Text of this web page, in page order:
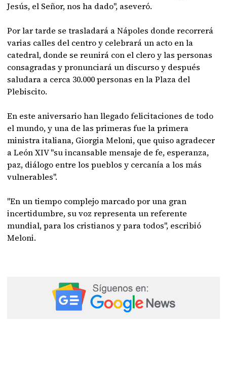
Jesús, el Señor, nos ha dado", aseveró.
Por lar tarde se trasladará a Nápoles donde recorrerá
varias calles del centro y celebrará un acto en la
catedral, donde se reunirá con el clero y las personas
consagradas y pronunciará un discurso y después
saludara a cerca 30.000 personas en la Plaza del
Plebiscito.
En este aniversario han llegado felicitaciones de todo
el mundo, y una de las primeras fue la primera
ministra italiana, Giorgia Meloni, que quiso agradecer
a León XIV "su incansable mensaje de fe, esperanza,
paz, diálogo entre los pueblos y cercanía a los más
vulnerables".
"En un tiempo complejo marcado por una gran
incertidumbre, su voz representa un referente
mundial, para los cristianos y para todos", escribió
Meloni.